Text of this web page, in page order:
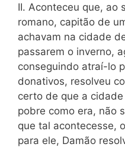
II. Aconteceu que, ao
romano, capitão de
achavam na cidade
passarem o inverno,
conseguindo atraí-lo
donativos, resolveu
certo de que a
pobre como era, não
que tal acontecesse,
para ele, Damão